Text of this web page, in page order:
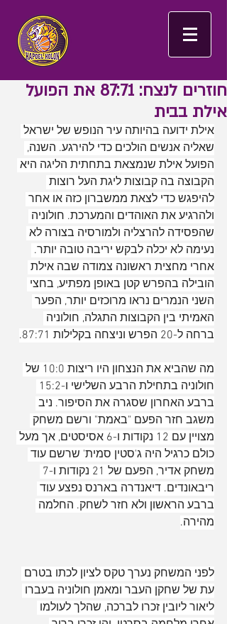
חוזרים לנצח: 87:71 את הפועל
אילת בבית
אילת ידועה בהיותה עיר הנופש של ישראל
שאליה אנשים הולכים כדי להירגע. השנה,
הפועל אילת שנמצאת בתחתית הליגה היא
הקבוצה בה קבוצות ליגת העל רוצות
להיפגש כדי לצאת ממשברון כזה או אחר
ולהרגיע את האוהדים והמערכת. חולוניה
שהפסידה להרצליה ולמורסיה בצורה לא
נעימה לא יכלה לבקש יריבה טובה יותר.
אחרי מחצית ראשונה צמודה שבה אילת
הובילה בהפרש קטן באופן מפתיע, בחצי
השני הנמרים נראו מרוכזים יותר, הפער
האמיתי בין הקבוצות התגלה, חולוניה
ברחה ל-20 הפרש וניצחה בקלילות 87:71.
מה שהביא את הנצחון היו ריצות 10:0 של
ברבע האחרון שסגרה את הסיפור. ניב
משגב חזר הפעם "באמת" ורשם משחק
מצויין עם 12 נקודות ו-6 אסיסטים, אך מעל
כולם כרגיל היה ג'סטין סמית' שרשם עוד
ריבאונדים. דיאנדרה בארנס נפצע עוד
ברבע הראשון ולא חזר לשחק. החלמה
מהירה.
לפני המשחק נערך טקס לציון לכתו בטרם
עת של שחקן העבר ומאמן חולוניה בעברו
ליאור ליובין זכרו לברכה, שהלך לעולמו